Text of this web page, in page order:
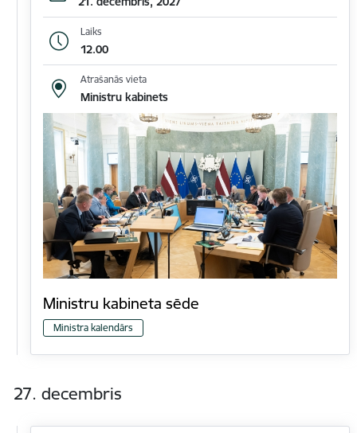
Laiks
12.00
Atrašanās vieta
Ministru kabinets
Ministru kabineta sēde
Ministra kalendārs
27. decembris